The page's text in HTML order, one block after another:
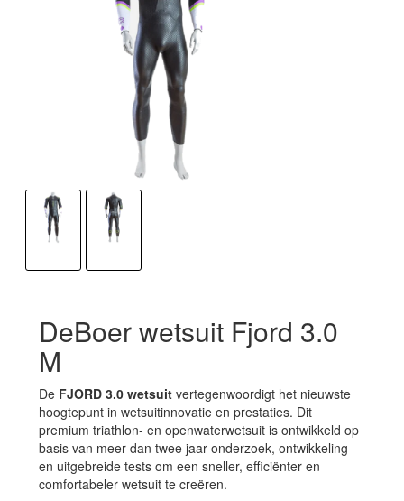
DeBoer wetsuit Fjord 3.0
M
De FJORD 3.0 wetsuit vertegenwoordigt het nieuwste
hoogtepunt in wetsuitinnovatie en prestaties. Dit
premium triathlon- en openwaterwetsuit is ontwikkeld op
basis van meer dan twee jaar onderzoek, ontwikkeling
en uitgebreide tests om een sneller, efficiënter en
comfortabeler wetsuit te creëren.